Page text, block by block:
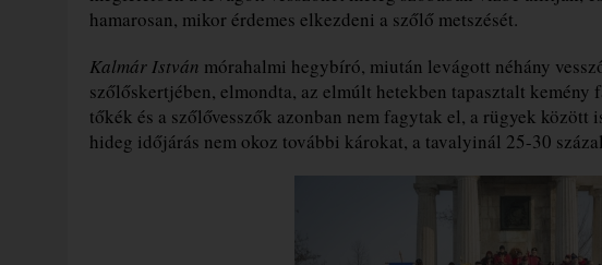
hamarosan, mikor érdemes elkezdeni a szőlő metszését.
Kalmár István mórahalmi hegybíró, miután levágott néhány
szőlőskertjében, elmondta, az elmúlt hetekben tapasztalt
tőkék és a szőlővesszők azonban nem fagytak el, a rügyek
hideg időjárás nem okoz további károkat, a tavalyinál 25-30